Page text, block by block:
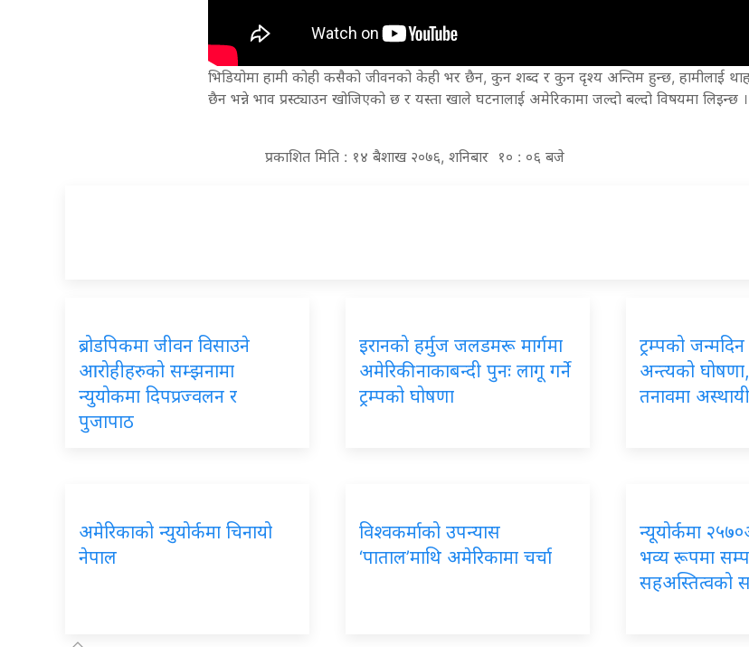
भिडियोमा हामी कोही कसैको जीवनको केही भर छैन, कुन शब्द र कुन दृश्य अन्तिम हुन्छ, हामीलाई
छैन भन्ने भाव प्रस्ट्याउन खोजिएको छ र यस्ता खाले घटनालाई अमेरिकामा जल्दो बल्दो विषयमा लिइन्छ ।
प्रकाशित मिति : १४ बैशाख २०७६, शनिबार १० : ०६ बजे
ब्रोडपिकमा जीवन विसाउने
आरोहीहरुको सम्झनामा
न्युयोकमा दिपप्रज्वलन र
पुजापाठ
इरानको हर्मुज जलडमरू मार्गमा
अमेरिकी नाकाबन्दी पुनः लागू गर्ने
ट्रम्पको घोषणा
ट्रम्पको जन्मदिन
अन्त्यको
तनावमा अस्थायी
अमेरिकाको न्युयोर्कमा चिनायो
नेपाल
विश्वकर्माको उपन्यास
‘पाताल’माथि अमेरिकामा चर्चा
न्यूयोर्कमा
भव्य रूपमा
सहअस्तित्वको